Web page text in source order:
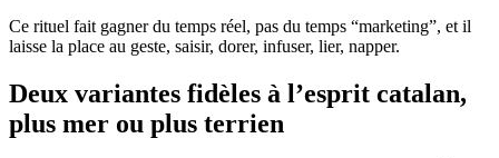
Ce rituel fait gagner du temps réel, pas du temps “marketing”, et il
laisse la place au geste, saisir, dorer, infuser, lier, napper.
Deux variantes fidèles à l’esprit catalan,
plus mer ou plus terrien